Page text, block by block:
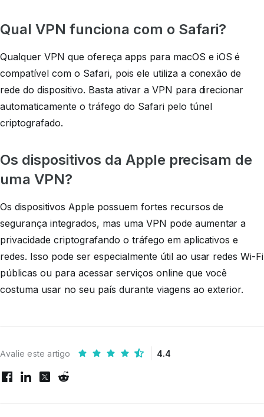
Qual VPN funciona com o Safari?
Qualquer VPN que ofereça apps para macOS e iOS é
compatível com o Safari, pois ele utiliza a conexão de
rede do dispositivo. Basta ativar a VPN para direcionar
automaticamente o tráfego do Safari pelo túnel
criptografado.
Os dispositivos da Apple precisam de
uma VPN?
Os dispositivos Apple possuem fortes recursos de
segurança integrados, mas uma VPN pode aumentar a
privacidade criptografando o tráfego em aplicativos e
redes. Isso pode ser especialmente útil ao usar redes Wi-Fi
públicas ou para acessar serviços online que você
costuma usar no seu país durante viagens ao exterior.
Avalie este artigo 4.4